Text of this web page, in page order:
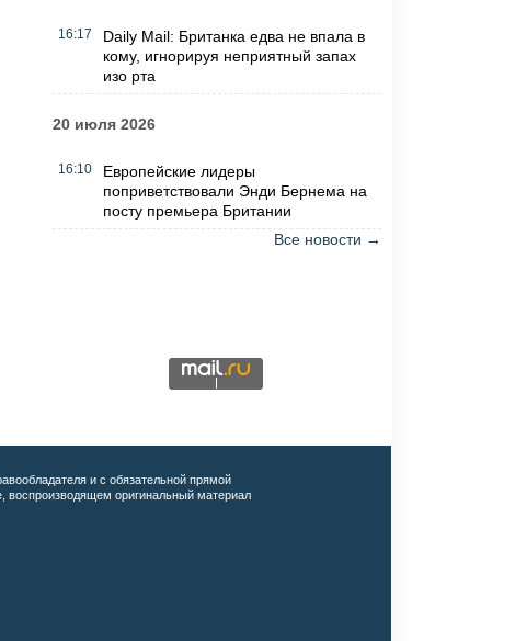
16:17
Daily Mail: Британка едва не впала в
кому, игнорируя неприятный запах
изо рта
20 июля 2026
16:10
Европейские лидеры
поприветствовали Энди Бернема на
посту премьера Британии
Все новости →
и с обязательной прямой
воспроизводящем оригинальный материал